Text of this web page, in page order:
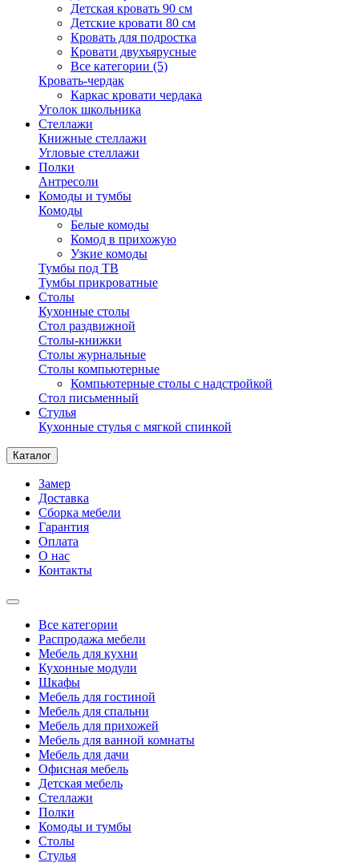
Детская кровать 90 см
Детские кровати 80 см
Кровать для подростка
Кровати двухъярусные
Все категории (5)
Кровать-чердак
Каркас кровати чердака
Уголок школьника
Стеллажи
Книжные стеллажи
Угловые стеллажи
Полки
Антресоли
Комоды и тумбы
Комоды
Белые комоды
Комод в прихожую
Узкие комоды
Тумбы под ТВ
Тумбы прикроватные
Столы
Кухонные столы
Стол раздвижной
Столы-книжки
Столы журнальные
Столы компьютерные
Компьютерные столы с надстройкой
Стол письменный
Стулья
Кухонные стулья с мягкой спинкой
Каталог
Замер
Доставка
Сборка мебели
Гарантия
Оплата
О нас
Контакты
Все категории
Распродажа мебели
Мебель для кухни
Кухонные модули
Шкафы
Мебель для гостиной
Мебель для спальни
Мебель для прихожей
Мебель для ванной комнаты
Мебель для дачи
Офисная мебель
Детская мебель
Стеллажи
Полки
Комоды и тумбы
Столы
Стулья